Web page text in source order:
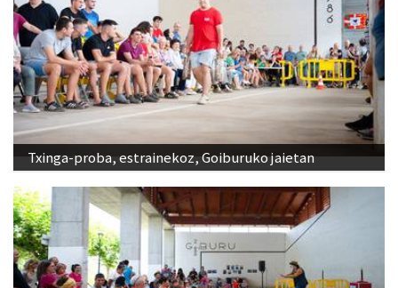
Txinga-proba, estrainekoz, Goiburuko jaietan